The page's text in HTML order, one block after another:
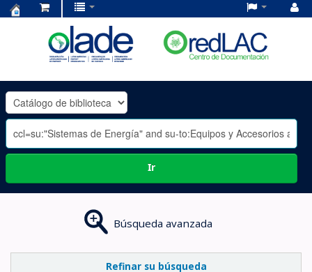
OLADE
-
Ir
Búsqueda avanzada
Refinar su búsqueda